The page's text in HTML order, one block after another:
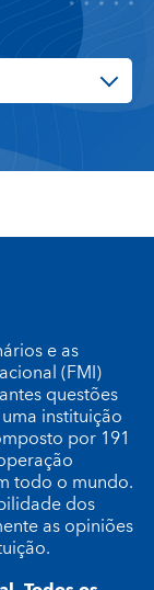
e as
(FMI)
questões
instituição
por 191
todo o mundo.
dos
as opiniões